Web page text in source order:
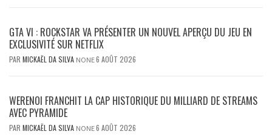
GTA VI : ROCKSTAR VA PRÉSENTER UN NOUVEL APERÇU DU JEU EN
EXCLUSIVITÉ SUR NETFLIX
PAR MICKAËL DA SILVA NONE6 AOÛT 2026
WERENOI FRANCHIT LA CAP HISTORIQUE DU MILLIARD DE STREAMS
AVEC PYRAMIDE
PAR MICKAËL DA SILVA NONE6 AOÛT 2026